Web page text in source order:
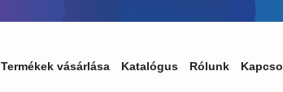
Termékek vásárlása Katalógus Rólunk